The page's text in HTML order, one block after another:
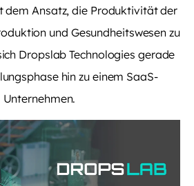
dem Ansatz, die Produktivität der
und Gesundheitswesen zu
Dropslab Technologies gerade
hin zu einem SaaS-
Unternehmen.